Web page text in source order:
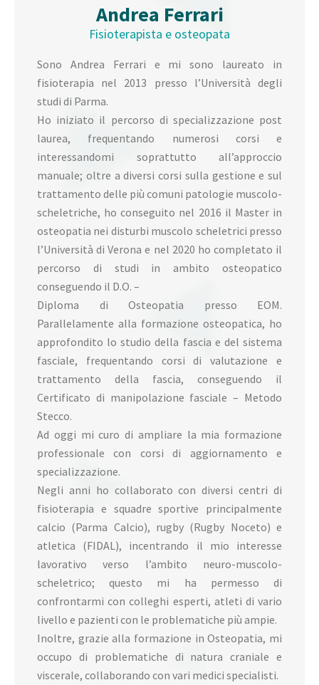
Andrea Ferrari
Fisioterapista e osteopata
Sono Andrea Ferrari e mi sono laureato in
fisioterapia nel 2013 presso l’Università degli
studi di Parma.
Ho iniziato il percorso di specializzazione post
laurea, frequentando numerosi corsi e
interessandomi soprattutto all’approccio
manuale; oltre a diversi corsi sulla gestione e sul
trattamento delle più comuni patologie muscolo-
scheletriche, ho conseguito nel 2016 il Master in
osteopatia nei disturbi muscolo scheletrici presso
l’Università di Verona e nel 2020 ho completato il
percorso di studi in ambito osteopatico
conseguendo il D.O. –
Diploma di Osteopatia presso EOM.
Parallelamente alla formazione osteopatica, ho
approfondito lo studio della fascia e del sistema
fasciale, frequentando corsi di valutazione e
trattamento della fascia, conseguendo il
Certificato di manipolazione fasciale – Metodo
Stecco.
Ad oggi mi curo di ampliare la mia formazione
professionale con corsi di aggiornamento e
specializzazione.
Negli anni ho collaborato con diversi centri di
fisioterapia e squadre sportive principalmente
calcio (Parma Calcio), rugby (Rugby Noceto) e
atletica (FIDAL), incentrando il mio interesse
lavorativo verso l’ambito neuro-muscolo-
scheletrico; questo mi ha permesso di
confrontarmi con colleghi esperti, atleti di vario
livello e pazienti con le problematiche più ampie.
Inoltre, grazie alla formazione in Osteopatia, mi
occupo di problematiche di natura craniale e
viscerale, collaborando con vari medici specialisti.